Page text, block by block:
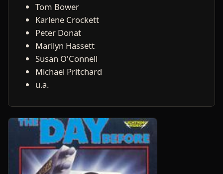
Tom Bower
Karlene Crockett
Peter Donat
Marilyn Hassett
Susan O'Connell
Michael Pritchard
u.a.